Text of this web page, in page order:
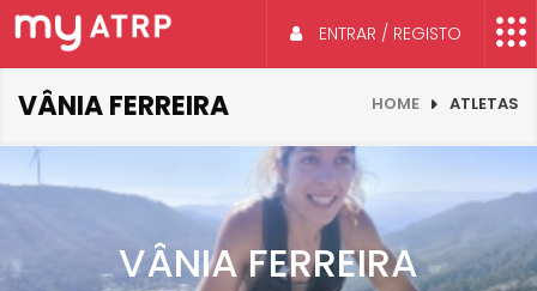
ENTRAR / REGISTO
VÂNIA FERREIRA HOME ATLETAS
VÂNIA FERREIRA